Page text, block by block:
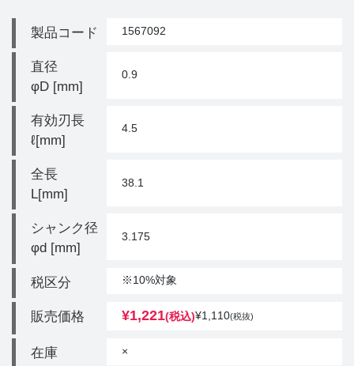
製品コード 1567092
直径
φD [mm]
0.9
有効刃長
ℓ[mm]
4.5
全長
L[mm]
38.1
シャンク径
φd [mm]
3.175
税区分 ※10%対象
販売価格 ¥1,221(税込)¥1,110(税抜)
在庫 ×